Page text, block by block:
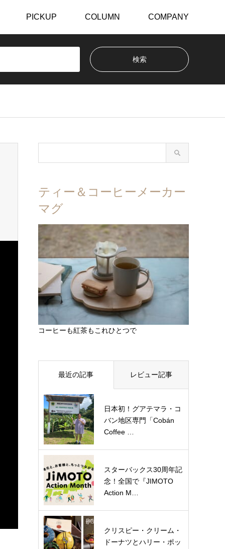
PICKUP COLUMN COMPANY
ティー＆コーヒーメーカー
マグ
コーヒーも紅茶もこれひとつで
最近の記事 レビュー記事
日本初！グアテマラ・コ
バン地区専門「Cobán
Coffee …
スターバックス30周年記
念！全国で『JIMOTO
Action M…
クリスピー・クリーム・
ドーナツとハリー・ポッ